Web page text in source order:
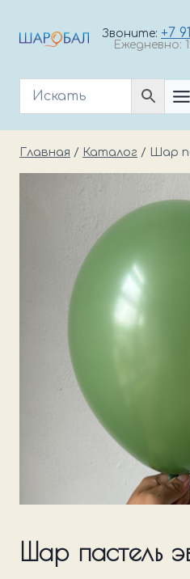
Звоните: +7
Ежедневно:
Главная / Каталог / Шар
Шар пастель